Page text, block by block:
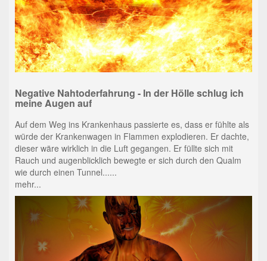
Negative Nahtoderfahrung - In der Hölle schlug ich
meine Augen auf
Auf dem Weg ins Krankenhaus passierte es, dass er fühlte als
würde der Krankenwagen in Flammen explodieren. Er dachte,
dieser wäre wirklich in die Luft gegangen. Er füllte sich mit
Rauch und augenblicklich bewegte er sich durch den Qualm
wie durch einen Tunnel......
mehr...